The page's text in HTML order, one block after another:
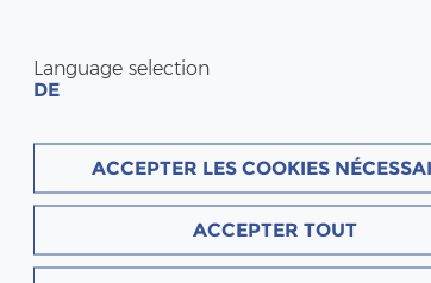
Language selection
DE
ACCEPTER LES COOKIES
ACCEPTER TOUT